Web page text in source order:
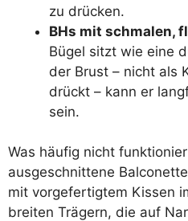
zu drücken.
BHs mit schmalen,
Bügel sitzt wie eine
der Brust – nicht als
drückt – kann er
sein.
Was häufig nicht
ausgeschnittene
mit vorgefertigtem Kissen
breiten Trägern, die auf